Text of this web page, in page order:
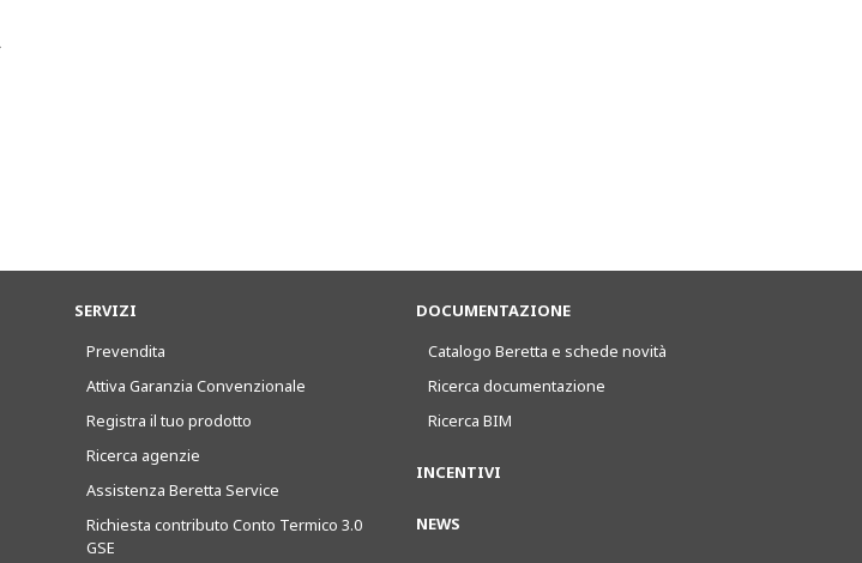
SERVIZI
Prevendita
Attiva Garanzia Convenzionale
Registra il tuo prodotto
Ricerca agenzie
Assistenza Beretta Service
Richiesta contributo Conto Termico 3.0
GSE
DOCUMENTAZIONE
Catalogo Beretta e schede novità
Ricerca documentazione
Ricerca BIM
INCENTIVI
NEWS